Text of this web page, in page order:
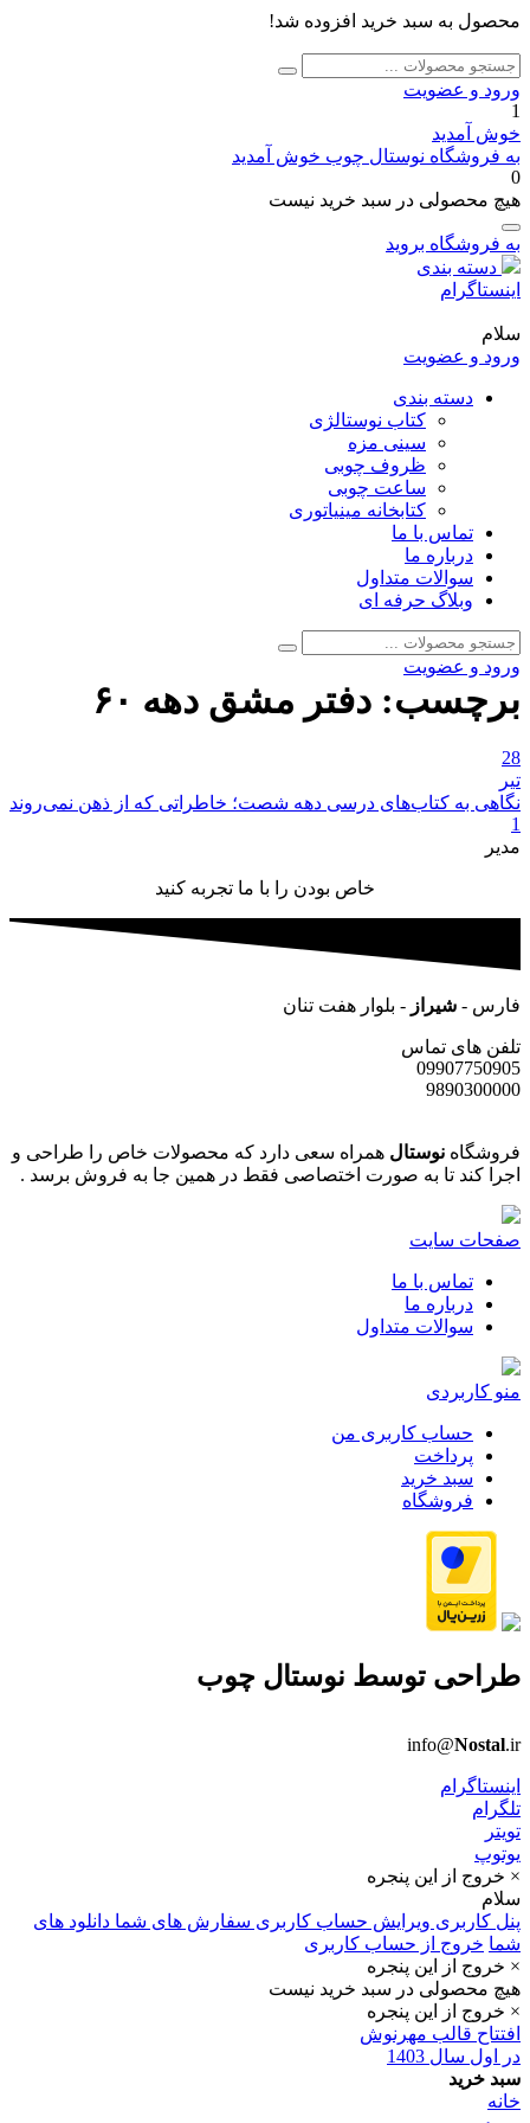
محصول به سبد خرید افزوده شد!
جستجو
برای:
جستجو
ورود و عضویت
1
خوش آمدید
به فروشگاه نوستال چوب خوش آمدید
0
هیچ محصولی در سبد خرید نیست
به فروشگاه بروید
دسته بندی
اینستاگرام
سلام
ورود و عضویت
دسته بندی
کتاب نوستالژی
سینی مزه
ظروف چوبی
ساعت چوبی
کتابخانه مینیاتوری
تماس با ما
درباره ما
سوالات متداول
وبلاگ حرفه ای
جستجو
برای:
جستجو
ورود و عضویت
برچسب: دفتر مشق دهه ۶۰
28
تیر
نگاهی به کتاب‌های درسی دهه شصت؛ خاطراتی که از ذهن نمی‌روند
1
مدیر
خاص بودن را با ما تجربه کنید
فارس - شیراز - بلوار هفت تنان
تلفن های تماس
09907750905
9890300000
فروشگاه نوستال همراه سعی دارد که محصولات خاص را طراحی و
اجرا کند تا به صورت اختصاصی فقط در همین جا به فروش برسد .
صفحات سایت
تماس با ما
درباره ما
سوالات متداول
منو کاربردی
حساب کاربری من
پرداخت
سبد خرید
فروشگاه
طراحی توسط نوستال چوب
info@Nostal.ir
اینستاگرام
تلگرام
تویتر
یوتوپ
× خروج از این پنجره
سلام
پنل کاربری ویرایش حساب کاربری سفارش های شما دانلود های
شما خروج از حساب کاربری
× خروج از این پنجره
هیچ محصولی در سبد خرید نیست
× خروج از این پنجره
افتتاح قالب مهرنوش
در اول سال 1403
سبد خرید
خانه